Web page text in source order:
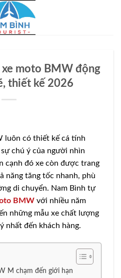
xe moto BMW động
thiết kế 2026
luôn có thiết kế cá tính
chú ý của người nhìn
cạnh đó xe còn được trang
năng tăng tốc nhanh, phù
di chuyển. Nam Bình tự
BMW với nhiều năm
những mẫu xe chất lượng
nhất đến khách hàng.
M chạm đến giới hạn